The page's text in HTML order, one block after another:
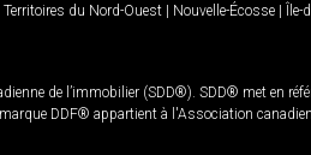
Territoires du Nord-Ouest | Nouvelle-Écosse | Île-
de l’immobilier (SDD®). SDD® met en
DDF® appartient à l'Association